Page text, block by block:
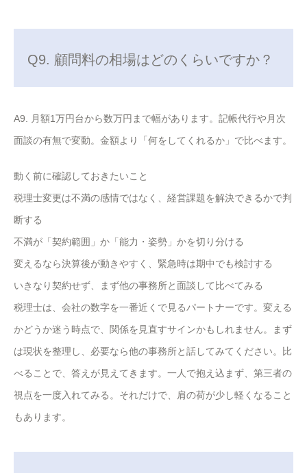
Q9. 顧問料の相場はどのくらいですか？
A9. 月額1万円台から数万円まで幅があります。記帳代行や月次
面談の有無で変動。金額より「何をしてくれるか」で比べます。
動く前に確認しておきたいこと
税理士変更は不満の感情ではなく、経営課題を解決できるかで判
断する
不満が「契約範囲」か「能力・姿勢」かを切り分ける
変えるなら決算後が動きやすく、緊急時は期中でも検討する
いきなり契約せず、まず他の事務所と面談して比べてみる
税理士は、会社の数字を一番近くで見るパートナーです。変える
かどうか迷う時点で、関係を見直すサインかもしれません。まず
は現状を整理し、必要なら他の事務所と話してみてください。比
べることで、答えが見えてきます。一人で抱え込まず、第三者の
視点を一度入れてみる。それだけで、肩の荷が少し軽くなること
もあります。